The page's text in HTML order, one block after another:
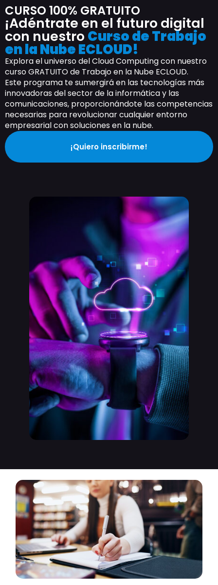
CURSO 100% GRATUITO
¡Adéntrate en el futuro digital
con nuestro Curso de Trabajo
en la Nube ECLOUD!
Explora el universo del Cloud Computing con nuestro
curso GRATUITO de Trabajo en la Nube ECLOUD.
Este programa te sumergirá en las tecnologías más
innovadoras del sector de la informática y las
comunicaciones, proporcionándote las competencias
necesarias para revolucionar cualquier entorno
empresarial con soluciones en la nube.
¡Quiero inscribirme!